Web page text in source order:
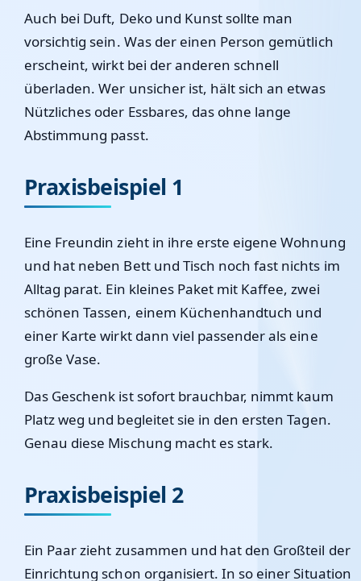
Auch bei Duft, Deko und Kunst sollte man
vorsichtig sein. Was der einen Person gemütlich
erscheint, wirkt bei der anderen schnell
überladen. Wer unsicher ist, hält sich an etwas
Nützliches oder Essbares, das ohne lange
Abstimmung passt.
Praxisbeispiel 1
Eine Freundin zieht in ihre erste eigene Wohnung
und hat neben Bett und Tisch noch fast nichts im
Alltag parat. Ein kleines Paket mit Kaffee, zwei
schönen Tassen, einem Küchenhandtuch und
einer Karte wirkt dann viel passender als eine
große Vase.
Das Geschenk ist sofort brauchbar, nimmt kaum
Platz weg und begleitet sie in den ersten Tagen.
Genau diese Mischung macht es stark.
Praxisbeispiel 2
Ein Paar zieht zusammen und hat den Großteil der
Einrichtung schon organisiert. In so einer Situation